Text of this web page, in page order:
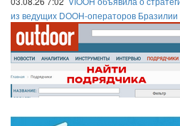
из ведущих DOOH-операторов Бразилии